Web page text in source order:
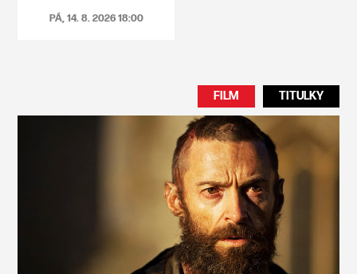
PÁ, 14. 8. 202618:00
FILM TITULKY